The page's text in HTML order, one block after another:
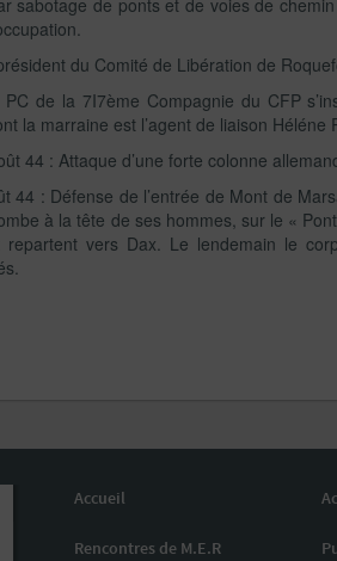
sabotage de ponts et de voies de
du Comité de Libération de
de la 7I7ème Compagnie du CFP
la marraine est l’agent de liaison Héléne
44 : Attaque d’une forte colonne
44 : Défense de l’entrée de Mont de
à la tête de ses hommes, sur le «
repartent vers Dax. Le lendemain le
Accueil
Rencontres de M.E.R